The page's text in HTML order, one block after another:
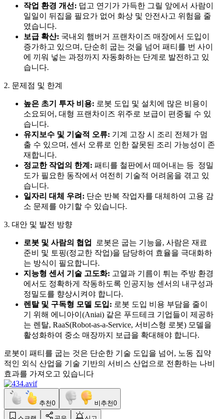
작업 환경 개선: 덥고 연기가 가득한 그릴 앞에서 사람이
일일이 뒤집을 필요가 없어 화상 및 안전사고 위험을 줄
였습니다.
보급 확산: 국내외 햄버거 프랜차이즈 매장에서 도입이
증가하고 있으며, 단순히 굽는 것을 넘어 패티를 번 사이
에 끼워 넣는 과정까지 자동화하는 단계로 발전하고 있
습니다.
2. 문제점 및 한계
높은 초기 투자 비용: 로봇 도입 및 설치에 많은 비용이
소요되어, 대형 프랜차이즈 위주로 보급이 편중될 수 있
습니다.
유지보수 및 기술적 오류: 기계 고장 시 조리 전체가 멈
출 수 있으며, 센서 오류로 인한 잘못된 조리 가능성이 존
재합니다.
정교한 작업의 한계: 패티를 철판에서 떼어내는 등 정밀
도가 필요한 동작에서 여전히 기술적 어려움을 겪고 있
습니다.
일자리 대체 우려: 단순 반복 작업자를 대체하여 고용 감
소 문제를 야기할 수 있습니다.
3. 대안 및 발전 방향
로봇 및 사람의 협업
로봇은 굽는 기능을, 사람은 재료
준비 및 토핑(정교한 작업)을 담당하여 효율을 극대화하
는 방식이 필요합니다.
지능형 센서 기술 고도화: 고열과 기름이 튀는 주방 환경
에서도 정확하게 작동하도록 인공지능 센서의 내구성과
정밀도를 향상시켜야 합니다.
렌탈 및 구독형 모델 도입: 로봇 도입 비용 부담을 줄이
기 위해 에니아이(Aniai) 같은 푸드테크 기업들이 제공하
는 렌탈, RaaS(Robot-as-a-Service, 서비스형 로봇) 모델을
활성화하여 중소 매장까지 보급을 확대해야 합니다.
로봇이 패티를 굽는 것은 단순한 기술 도입을 넘어, 노동 집약
적인 외식 산업을 기술 기반의 서비스 산업으로 전환하는 나비
효과를 가져오고 있습니다
추천0 비추천0